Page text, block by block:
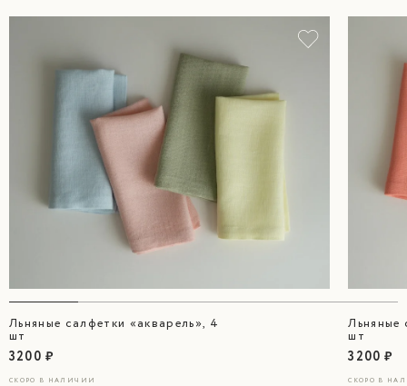
Льняные салфетки «акварель», 4
шт
3200 ₽
СКОРО В НАЛИЧИИ
Льняные
шт
3200 ₽
СКОРО В